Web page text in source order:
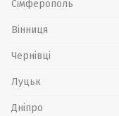
Сімферополь
Вінниця
Чернівці
Луцьк
Дніпро